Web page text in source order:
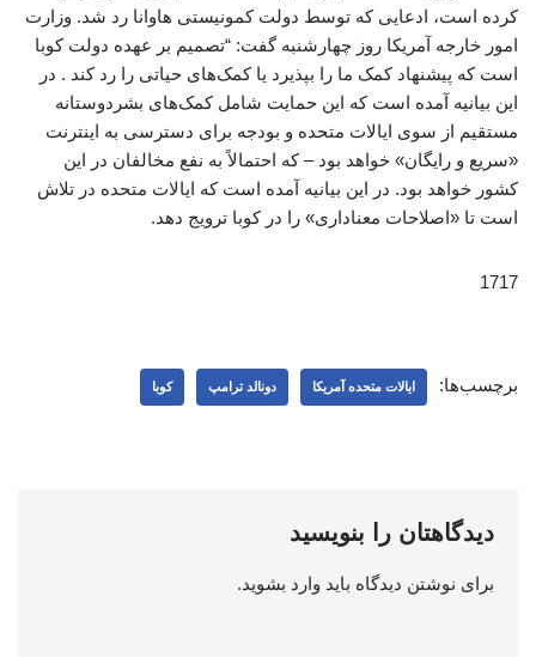
کرده است، ادعایی که توسط دولت کمونیستی هاوانا رد شد. وزارت
امور خارجه آمریکا روز چهارشنبه گفت: “تصمیم بر عهده دولت کوبا
است که پیشنهاد کمک ما را بپذیرد یا کمک‌های حیاتی را رد کند . در
این بیانیه آمده است که این حمایت شامل کمک‌های بشردوستانه
مستقیم از سوی ایالات متحده و بودجه برای دسترسی به اینترنت
«سریع و رایگان» خواهد بود – که احتمالاً به نفع مخالفان در این
کشور خواهد بود. در این بیانیه آمده است که ایالات متحده در تلاش
است تا «اصلاحات معناداری» را در کوبا ترویج دهد.
1717
برچسب‌ها: ایالات متحده آمریکا دونالد ترامپ کوبا
دیدگاهتان را بنویسید
برای نوشتن دیدگاه باید وارد بشوید.